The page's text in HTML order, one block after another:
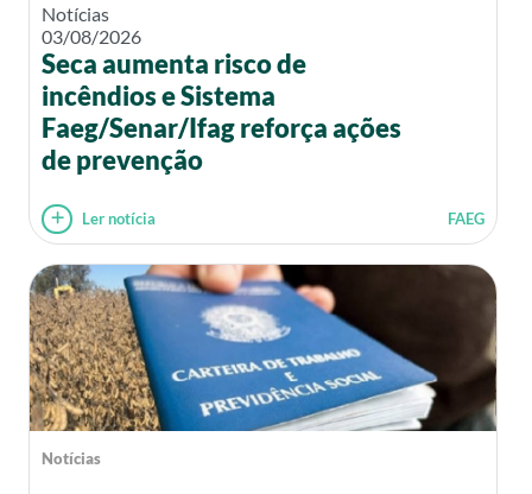
Notícias
03/08/2026
Seca aumenta risco de
incêndios e Sistema
Faeg/Senar/Ifag reforça ações
de prevenção
Ler notícia FAEG
Notícias